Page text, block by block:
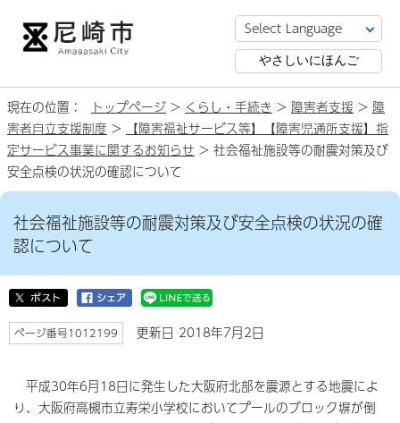
やさしいにほんご
現在の位置： トップページ > くらし・手続き > 障害者支援 > 障
害者自立支援制度 >
【障害福祉サービス等】【障害児通所支援】指
定サービス事業に関するお知らせ > 社会福祉施設等の耐震対策及び
安全点検の状況の確認について
社会福祉施設等の耐震対策及び安全点検の状況の確
認について
ページ番号1012199 更新日 2018年7月2日
平成30年6月18日に発生した大阪府北部を震源とする地震によ
り、大阪府高槻市立寿栄小学校においてプールのブロック塀が倒